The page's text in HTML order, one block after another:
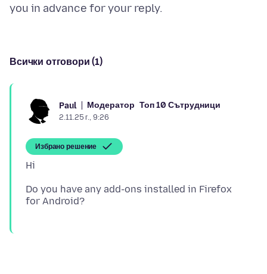
Всички отговори (1)
Paul Модератор Топ 10 Сътрудници
2.11.25 г., 9:26
Избрано решение
Do you have any add-ons installed in Firefox